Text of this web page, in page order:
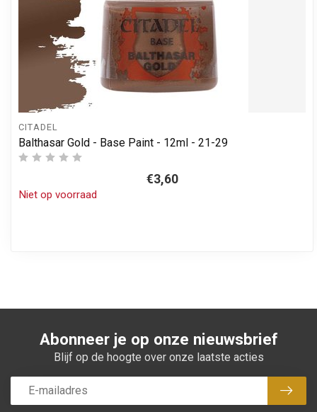
CITADEL
Balthasar Gold - Base Paint - 12ml - 21-29
€3,60
Niet op voorraad
Abonneer je op onze nieuwsbrief
Blijf op de hoogte over onze laatste acties